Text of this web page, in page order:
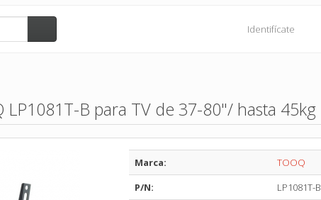
Identifícate
B para TV de 37-80"/ hasta 45kg
Marca:
TOOQ
P/N:
LP1081T-B